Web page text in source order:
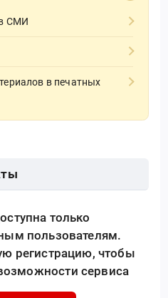
СМИ
в печатных
только
пользователям.
регистрацию, чтобы
сервиса